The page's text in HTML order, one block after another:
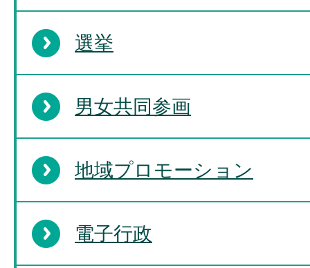
選挙
男女共同参画
地域プロモーション
電子行政